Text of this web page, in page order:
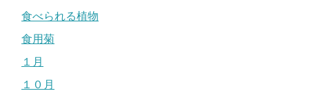
食べられる植物
食用菊
１月
１０月